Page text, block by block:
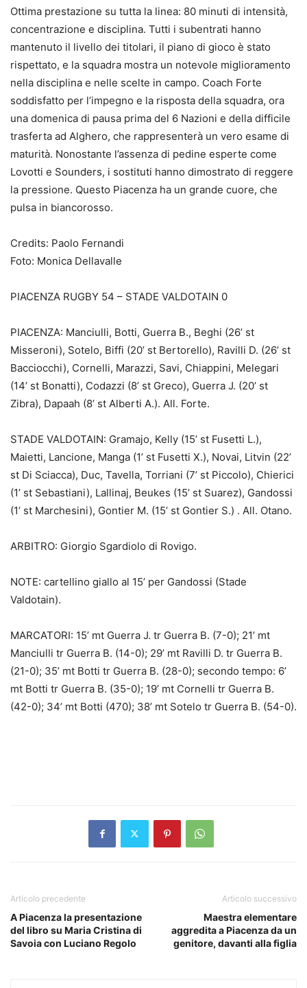
Ottima prestazione su tutta la linea: 80 minuti di intensità,
concentrazione e disciplina. Tutti i subentrati hanno
mantenuto il livello dei titolari, il piano di gioco è stato
rispettato, e la squadra mostra un notevole miglioramento
nella disciplina e nelle scelte in campo. Coach Forte
soddisfatto per l’impegno e la risposta della squadra, ora
una domenica di pausa prima del 6 Nazioni e della difficile
trasferta ad Alghero, che rappresenterà un vero esame di
maturità. Nonostante l’assenza di pedine esperte come
Lovotti e Sounders, i sostituti hanno dimostrato di reggere
la pressione. Questo Piacenza ha un grande cuore, che
pulsa in biancorosso.
Credits: Paolo Fernandi
Foto: Monica Dellavalle
PIACENZA RUGBY 54 – STADE VALDOTAIN 0
PIACENZA: Manciulli, Botti, Guerra B., Beghi (26’ st
Misseroni), Sotelo, Biffi (20’ st Bertorello), Ravilli D. (26’ st
Bacciocchi), Cornelli, Marazzi, Savi, Chiappini, Melegari
(14’ st Bonatti), Codazzi (8’ st Greco), Guerra J. (20’ st
Zibra), Dapaah (8’ st Alberti A.). All. Forte.
STADE VALDOTAIN: Gramajo, Kelly (15’ st Fusetti L.),
Maietti, Lancione, Manga (1’ st Fusetti X.), Novai, Litvin (22’
st Di Sciacca), Duc, Tavella, Torriani (7’ st Piccolo), Chierici
(1’ st Sebastiani), Lallinaj, Beukes (15’ st Suarez), Gandossi
(1’ st Marchesini), Gontier M. (15’ st Gontier S.) . All. Otano.
ARBITRO: Giorgio Sgardiolo di Rovigo.
NOTE: cartellino giallo al 15’ per Gandossi (Stade
Valdotain).
MARCATORI: 15’ mt Guerra J. tr Guerra B. (7-0); 21’ mt
Manciulli tr Guerra B. (14-0); 29’ mt Ravilli D. tr Guerra B.
(21-0); 35’ mt Botti tr Guerra B. (28-0); secondo tempo: 6’
mt Botti tr Guerra B. (35-0); 19’ mt Cornelli tr Guerra B.
(42-0); 34’ mt Botti (470); 38’ mt Sotelo tr Guerra B. (54-0).
Articolo precedente
A Piacenza la presentazione
del libro su Maria Cristina di
Savoia con Luciano Regolo
Articolo successivo
Maestra elementare
aggredita a Piacenza da un
genitore, davanti alla figlia